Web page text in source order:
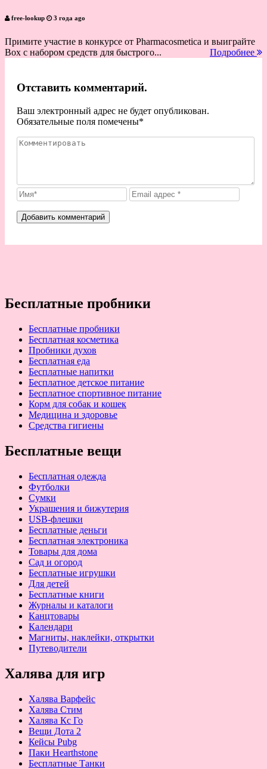
free-lookup 3 года ago
Примите участие в конкурсе от Pharmacosmetica и выиграйте
Box c набором средств для быстрого...
Подробнее
Отставить комментарий.
Ваш электронный адрес не будет опубликован.
Обязательные поля помечены*
Бесплатные пробники
Бесплатные пробники
Бесплатная косметика
Пробники духов
Бесплатная еда
Бесплатные напитки
Бесплатное детское питание
Бесплатное спортивное питание
Корм для собак и кошек
Медицина и здоровье
Средства гигиены
Бесплатные вещи
Бесплатная одежда
Футболки
Сумки
Украшения и бижутерия
USB-флешки
Бесплатные деньги
Бесплатная электроника
Товары для дома
Сад и огород
Бесплатные игрушки
Для детей
Бесплатные книги
Журналы и каталоги
Канцтовары
Календари
Магниты, наклейки, открытки
Путеводители
Халява для игр
Халява Варфейс
Халява Стим
Халява Кс Го
Вещи Дота 2
Кейсы Pubg
Паки Hearthstone
Бесплатные Танки